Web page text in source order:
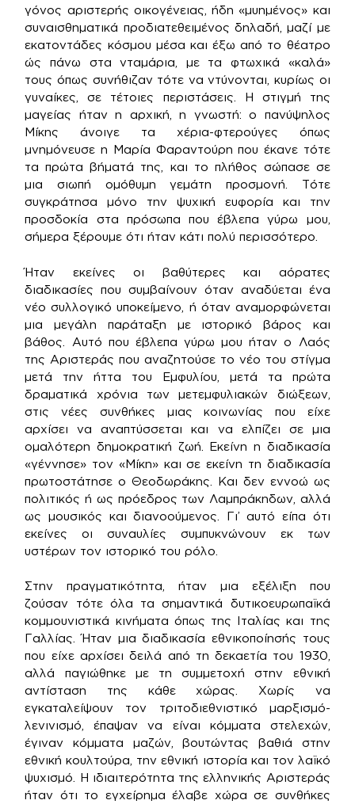
γόνος αριστερής οικογένειας, ήδη «μυημένος» και
συναισθηματικά προδιατεθειμένος δηλαδή, μαζί με
εκατοντάδες κόσμου μέσα και έξω από το θέατρο
ώς πάνω στα νταμάρια, με τα φτωχικά «καλά»
τους όπως συνήθιζαν τότε να ντύνονται, κυρίως οι
γυναίκες, σε τέτοιες περιστάσεις. Η στιγμή της
μαγείας ήταν η αρχική, η γνωστή: ο πανύψηλος
Μίκης άνοιγε τα χέρια-φτερούγες όπως
μνημόνευσε η Μαρία Φαραντούρη που έκανε τότε
τα πρώτα βήματά της, και το πλήθος σώπασε σε
μια σιωπή ομόθυμη γεμάτη προσμονή. Τότε
συγκράτησα μόνο την ψυχική ευφορία και την
προσδοκία στα πρόσωπα που έβλεπα γύρω μου,
σήμερα ξέρουμε ότι ήταν κάτι πολύ περισσότερο.
Ήταν εκείνες οι βαθύτερες και αόρατες
διαδικασίες που συμβαίνουν όταν αναδύεται ένα
νέο συλλογικό υποκείμενο, ή όταν αναμορφώνεται
μια μεγάλη παράταξη με ιστορικό βάρος και
βάθος. Αυτό που έβλεπα γύρω μου ήταν ο Λαός
της Αριστεράς που αναζητούσε το νέο του στίγμα
μετά την ήττα του Εμφυλίου, μετά τα πρώτα
δραματικά χρόνια των μετεμφυλιακών διώξεων,
στις νέες συνθήκες μιας κοινωνίας που είχε
αρχίσει να αναπτύσσεται και να ελπίζει σε μια
ομαλότερη δημοκρατική ζωή. Εκείνη η διαδικασία
«γέννησε» τον «Μίκη» και σε εκείνη τη διαδικασία
πρωτοστάτησε ο Θεοδωράκης. Και δεν εννοώ ως
πολιτικός ή ως πρόεδρος των Λαμπράκηδων, αλλά
ως μουσικός και διανοούμενος. Γι’ αυτό είπα ότι
εκείνες οι συναυλίες συμπυκνώνουν εκ των
υστέρων τον ιστορικό του ρόλο.
Στην πραγματικότητα, ήταν μια εξέλιξη που
ζούσαν τότε όλα τα σημαντικά δυτικοευρωπαϊκά
κομμουνιστικά κινήματα όπως της Ιταλίας και της
Γαλλίας. Ήταν μια διαδικασία εθνικοποίησής τους
που είχε αρχίσει δειλά από τη δεκαετία του 1930,
αλλά παγιώθηκε με τη συμμετοχή στην εθνική
αντίσταση της κάθε χώρας. Χωρίς να
εγκαταλείψουν τον τριτοδιεθνιστικό μαρξισμό-
λενινισμό, έπαψαν να είναι κόμματα στελεχών,
έγιναν κόμματα μαζών, βουτώντας βαθιά στην
εθνική κουλτούρα, την εθνική ιστορία και τον λαϊκό
ψυχισμό. Η ιδιαιτερότητα της ελληνικής Αριστεράς
ήταν ότι το εγχείρημα έλαβε χώρα σε συνθήκες